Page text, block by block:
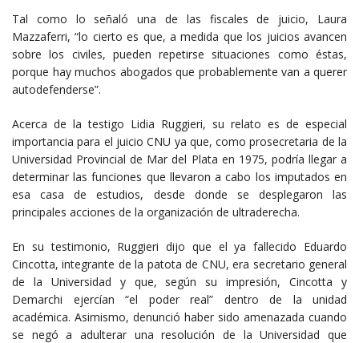
Tal como lo señaló una de las fiscales de juicio, Laura
Mazzaferri, “lo cierto es que, a medida que los juicios avancen
sobre los civiles, pueden repetirse situaciones como éstas,
porque hay muchos abogados que probablemente van a querer
autodefenderse”.
Acerca de la testigo Lidia Ruggieri, su relato es de especial
importancia para el juicio CNU ya que, como prosecretaria de la
Universidad Provincial de Mar del Plata en 1975, podría llegar a
determinar las funciones que llevaron a cabo los imputados en
esa casa de estudios, desde donde se desplegaron las
principales acciones de la organización de ultraderecha.
En su testimonio, Ruggieri dijo que el ya fallecido Eduardo
Cincotta, integrante de la patota de CNU, era secretario general
de la Universidad y que, según su impresión, Cincotta y
Demarchi ejercían “el poder real” dentro de la unidad
académica. Asimismo, denunció haber sido amenazada cuando
se negó a adulterar una resolución de la Universidad que